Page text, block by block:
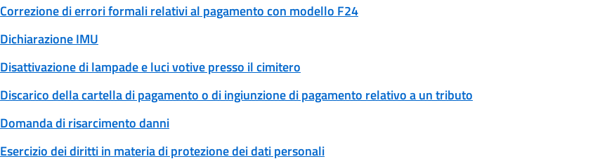
Correzione di errori formali relativi al pagamento con modello F24
Dichiarazione IMU
Disattivazione di lampade e luci votive presso il cimitero
Discarico della cartella di pagamento o di ingiunzione di pagamento relativo a un tributo
Domanda di risarcimento danni
Esercizio dei diritti in materia di protezione dei dati personali